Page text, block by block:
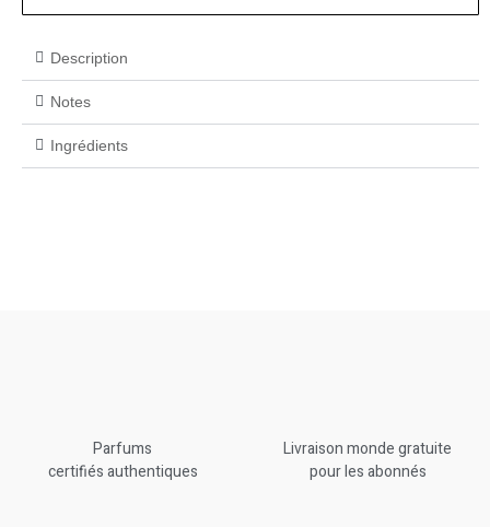
Description
Notes
Ingrédients
Parfums
certifiés authentiques
Livraison monde gratuite
pour les abonnés